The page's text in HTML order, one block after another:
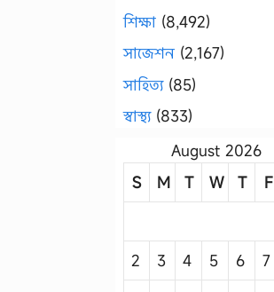
শিক্ষা (8,492)
সাজেশন (2,167)
সাহিত্য(85)
স্বাস্থ্য(833)
August 2026
S
M T W T F
2
3 4 5 6 7